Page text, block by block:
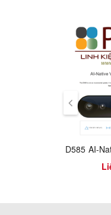
Minimum
at Max
Depth
Depth
Depth
Depth